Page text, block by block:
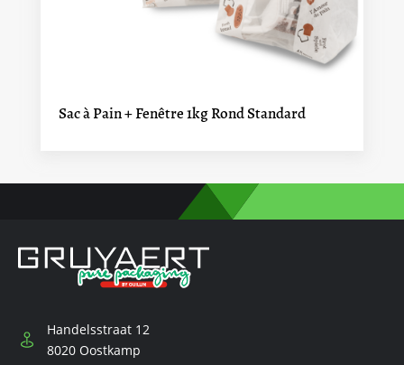
Sac à Pain + Fenêtre 1kg Rond Standard
Handelsstraat 12
8020 Oostkamp